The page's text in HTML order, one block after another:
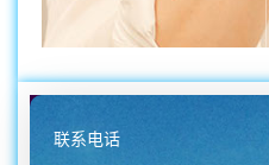
联系电话